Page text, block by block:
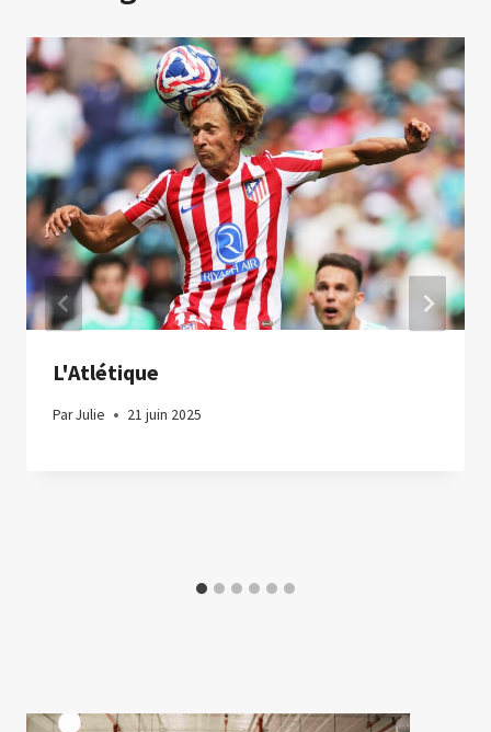
L'Atlétique
ParJulie 21 juin 2025